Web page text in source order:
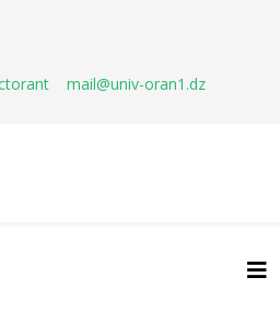
mail@univ-oran1.dz